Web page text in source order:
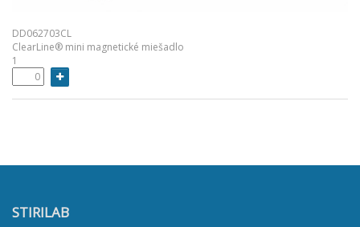
DD062703CL
ClearLine® mini magnetické miešadlo
1
STIRILAB